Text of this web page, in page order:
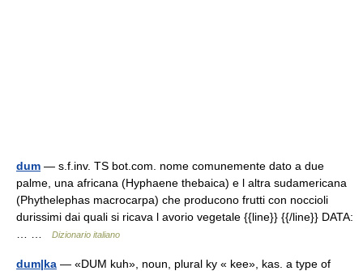
dum — s.f.inv. TS bot.com. nome comunemente dato a due
palme, una africana (Hyphaene thebaica) e l altra sudamericana
(Phythelephas macrocarpa) che producono frutti con noccioli
durissimi dai quali si ricava l avorio vegetale {{line}} {{/line}} DATA:
Dizionario italiano
dum|ka — «DUM kuh», noun, plural ky « kee», kas. a type of